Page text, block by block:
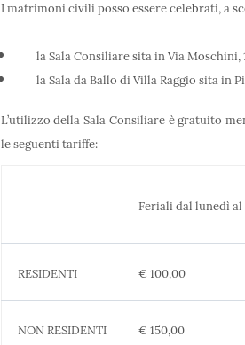
I matrimoni civili posso essere celebrati, a
la Sala Consiliare sita in Via Moschini,
la Sala da Ballo di Villa Raggio sita in
L’utilizzo della Sala Consiliare è gratuito
le seguenti tariffe:
Feriali dal lunedì al
RESIDENTI € 100,00
NON RESIDENTI € 150,00